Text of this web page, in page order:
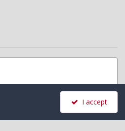
Alle Aktivitäten
I accept